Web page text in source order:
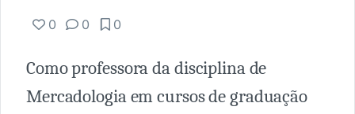
0 0 0
Como professora da disciplina de
Mercadologia em cursos de graduação